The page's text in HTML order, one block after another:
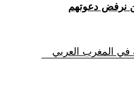
نرفض دعوتهم
في المغرب العربي